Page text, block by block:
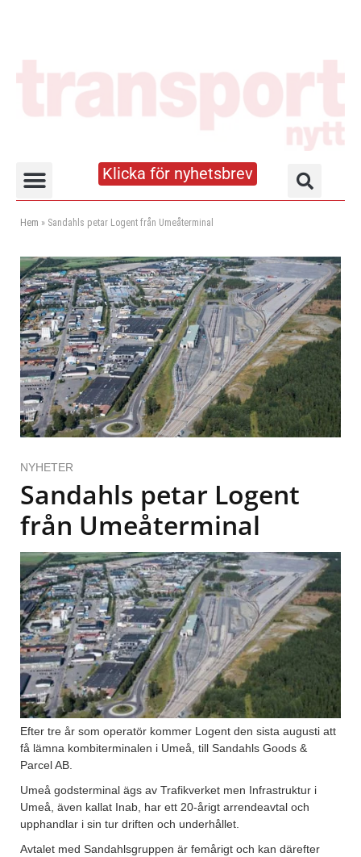
Klicka för nyhetsbrev
Hem » Sandahls petar Logent från Umeåterminal
NYHETER
Sandahls petar Logent
från Umeåterminal
Efter tre år som operatör kommer Logent den sista augusti att
få lämna kombiterminalen i Umeå, till Sandahls Goods &
Parcel AB.
Umeå godsterminal ägs av Trafikverket men Infrastruktur i
Umeå, även kallat Inab, har ett 20-årigt arrendeavtal och
upphandlar i sin tur driften och underhållet.
Avtalet med Sandahlsgruppen är femårigt och kan därefter